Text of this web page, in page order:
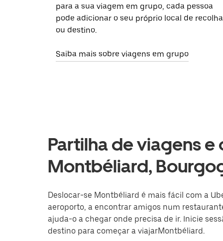
para a sua viagem em grupo, cada pessoa
pode adicionar o seu próprio local de recolha
ou destino.
Saiba mais sobre viagens em grupo
Partilha de viagens
Montbéliard,
Deslocar-se Montbéliard é mais fácil com a
aeroporto, a encontrar amigos num
ajuda-o a chegar onde precisa de ir. Inicie
destino para começar a viajarMontbéliard.